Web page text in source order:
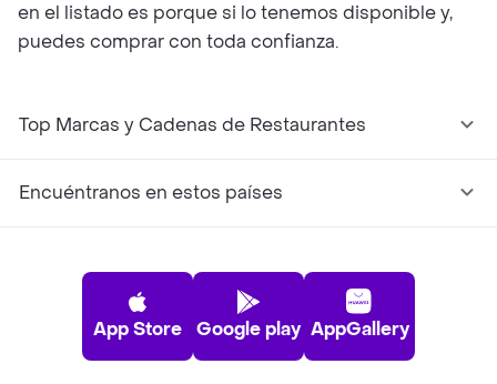
en el listado es porque si lo tenemos disponible y,
puedes comprar con toda confianza.
Top Marcas y Cadenas de Restaurantes
Encuéntranos en estos países
App Store Google play AppGallery